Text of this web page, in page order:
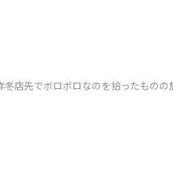
店先でボロボロなのを拾ったもの